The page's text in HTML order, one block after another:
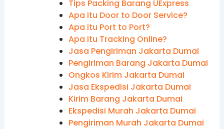
Tips Packing Barang UExpress
Apa itu Door to Door Service?
Apa itu Port to Port?
Apa itu Tracking Online?
Jasa Pengiriman Jakarta Dumai
Pengiriman Barang Jakarta Dumai
Ongkos Kirim Jakarta Dumai
Jasa Ekspedisi Jakarta Dumai
Kirim Barang Jakarta Dumai
Ekspedisi Murah Jakarta Dumai
Pengiriman Murah Jakarta Dumai